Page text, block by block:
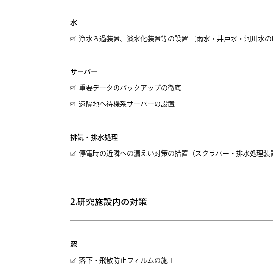
水
浄水ろ過装置、淡水化装置等の設置 （雨水・井戸水・河川水の
サーバー
重要データのバックアップの徹底
遠隔地へ待機系サーバーの設置
排気・排水処理
停電時の近隣への漏えい対策の措置（スクラバー・排水処理装
2.研究施設内の対策
窓
落下・飛散防止フィルムの施工